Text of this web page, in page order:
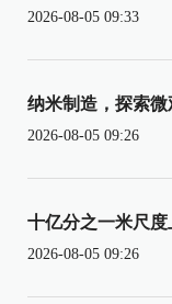
2026-08-05 09:33
纳米制造，探索
2026-08-05 09:26
十亿分之一米尺
2026-08-05 09:26